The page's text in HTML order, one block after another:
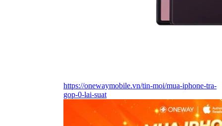
https://onewaymobile.vn/tin-moi/mua-iphone-tra-
gop-0-lai-suat